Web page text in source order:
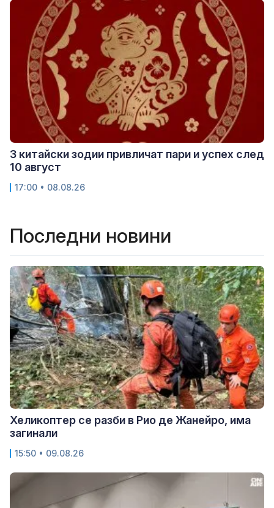
3 китайски зодии привличат пари и успех след
10 август
17:00 • 08.08.26
Последни новини
Хеликоптер се разби в Рио де Жанейро, има
загинали
15:50 • 09.08.26